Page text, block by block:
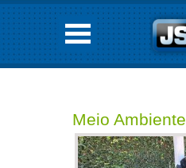
Meio Ambiente